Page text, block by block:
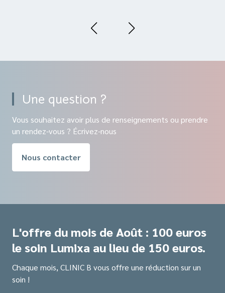
Une question ?
Vous souhaitez avoir plus de renseignements ou prendre
un rendez-vous ? Écrivez-nous
Nous contacter
L'offre du mois de Août : 100 euros
le soin Lumixa au lieu de 150 euros.
Chaque mois, CLINIC B vous offre une réduction sur un
soin !